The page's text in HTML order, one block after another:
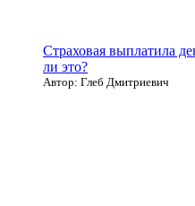
Страховая выплатила
ли это?
Автор: Глеб Дмитриевич